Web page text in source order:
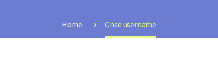
Home Once username